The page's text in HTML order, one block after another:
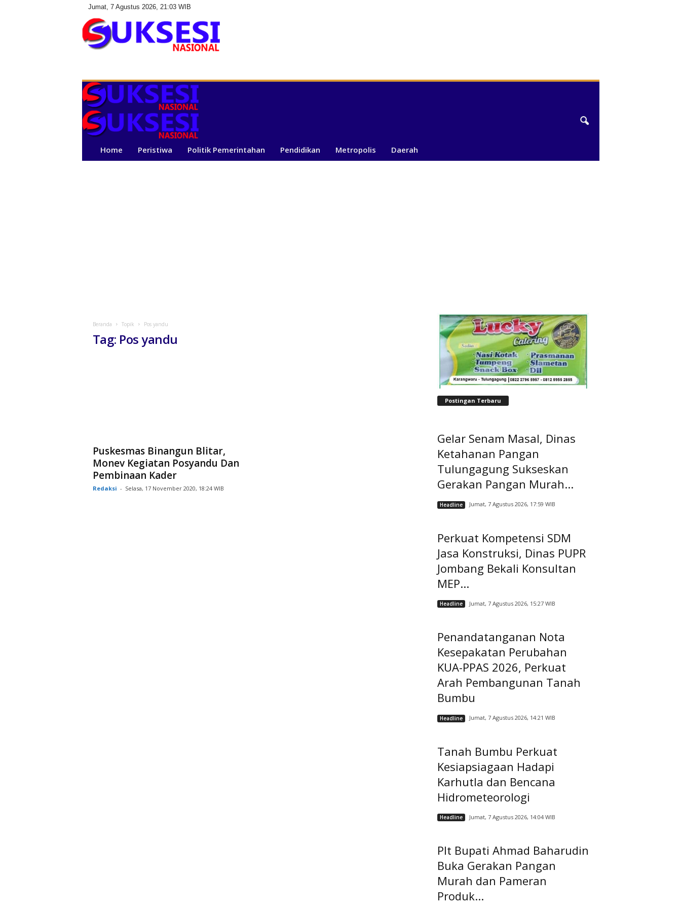
Jumat, 7 Agustus 2026, 21:03 WIB
s
e
i
N
i
Home Peristiwa Politik Pemerintahan Pendidikan Metropolis Daerah
Beranda Topik Pos yandu
Tag: Pos yandu
Puskesmas Binangun Blitar,
Monev Kegiatan Posyandu Dan
Pembinaan Kader
Redaksi - Selasa, 17 November 2020, 18:24 WIB
Postingan Terbaru
Gelar Senam Masal, Dinas
Ketahanan Pangan
Tulungagung Sukseskan
Gerakan Pangan Murah...
Headline Jumat, 7 Agustus 2026, 17:59 WIB
Perkuat Kompetensi SDM
Jasa Konstruksi, Dinas PUPR
Jombang Bekali Konsultan
MEP...
Headline Jumat, 7 Agustus 2026, 15:27 WIB
Penandatanganan Nota
Kesepakatan Perubahan
KUA-PPAS 2026, Perkuat
Arah Pembangunan Tanah
Bumbu
Headline Jumat, 7 Agustus 2026, 14:21 WIB
Tanah Bumbu Perkuat
Kesiapsiagaan Hadapi
Karhutla dan Bencana
Hidrometeorologi
Headline Jumat, 7 Agustus 2026, 14:04 WIB
Plt Bupati Ahmad Baharudin
Buka Gerakan Pangan
Murah dan Pameran
Produk...